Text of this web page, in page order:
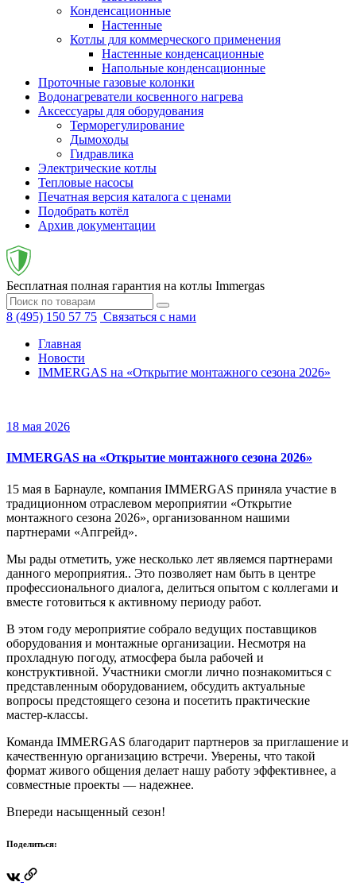
Конденсационные
Настенные
Котлы для коммерческого применения
Настенные конденсационные
Напольные конденсационные
Проточные газовые колонки
Водонагреватели косвенного нагрева
Аксессуары для оборудования
Терморегулирование
Дымоходы
Гидравлика
Электрические котлы
Тепловые насосы
Печатная версия каталога с ценами
Подобрать котёл
Архив документации
Бесплатная полная гарантия на котлы Immergas
8 (495) 150 57 75 Связаться с нами
Главная
Новости
IMMERGAS на «Открытие монтажного сезона 2026»
18 мая 2026
IMMERGAS на «Открытие монтажного сезона 2026»
15 мая в Барнауле, компания IMMERGAS приняла участие в
традиционном отраслевом мероприятии «Открытие
монтажного сезона 2026», организованном нашими
партнерами «Апгрейд».
Мы рады отметить, уже несколько лет являемся партнерами
данного мероприятия.. Это позволяет нам быть в центре
профессионального диалога, делиться опытом с коллегами и
вместе готовиться к активному периоду работ.
В этом году мероприятие собрало ведущих поставщиков
оборудования и монтажные организации. Несмотря на
прохладную погоду, атмосфера была рабочей и
конструктивной. Участники смогли лично познакомиться с
представленным оборудованием, обсудить актуальные
вопросы предстоящего сезона и посетить практические
мастер-классы.
Команда IMMERGAS благодарит партнеров за приглашение и
качественную организацию встречи. Уверены, что такой
формат живого общения делает нашу работу эффективнее, а
совместные проекты — надежнее.
Впереди насыщенный сезон!
Поделиться: